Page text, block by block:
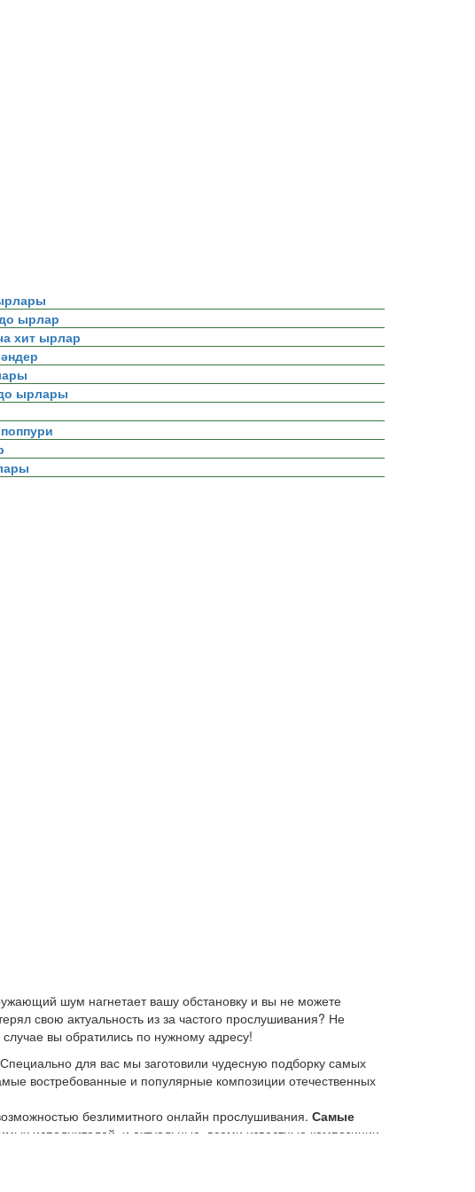
ырлар
хит ырлар
ырлары
шум нагнетает вашу обстановку и вы не можете
свою актуальность из за частого прослушивания? Не
вы обратились по нужному адресу!
для вас мы заготовили чудесную подборку самых
востребованные и популярные композиции отечественных
безлимитного онлайн прослушивания. Самые
исполнителей, и актуальные, всеми известные композиции
только на платформе KGZ Music. Наша команда с большой